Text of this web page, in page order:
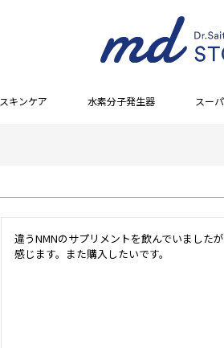
スキンケア 水素分子発生器 スー
違うNMNのサプリメントを飲んでいました
感じます。また購入したいです。